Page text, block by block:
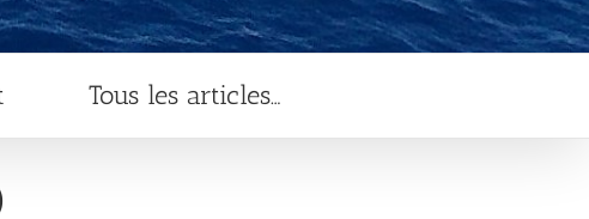
Tous les articles…